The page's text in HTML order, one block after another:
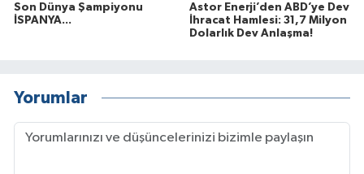
Son Dünya Şampiyonu
İSPANYA...
Astor Enerji’den ABD’ye Dev
İhracat Hamlesi: 31,7 Milyon
Dolarlık Dev Anlaşma!
Yorumlar